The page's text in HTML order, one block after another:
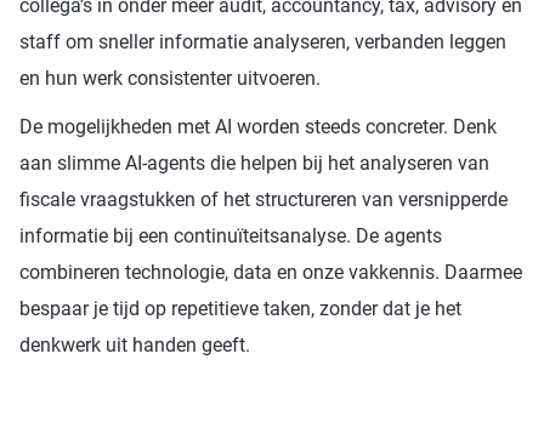
collega’s in onder meer audit, accountancy, tax, advisory en
staff om sneller informatie analyseren, verbanden leggen
en hun werk consistenter uitvoeren.
De mogelijkheden met AI worden steeds concreter. Denk
aan slimme AI‑agents die helpen bij het analyseren van
fiscale vraagstukken of het structureren van versnipperde
informatie bij een continuïteitsanalyse. De agents
combineren technologie, data en onze vakkennis. Daarmee
bespaar je tijd op repetitieve taken, zonder dat je het
denkwerk uit handen geeft.